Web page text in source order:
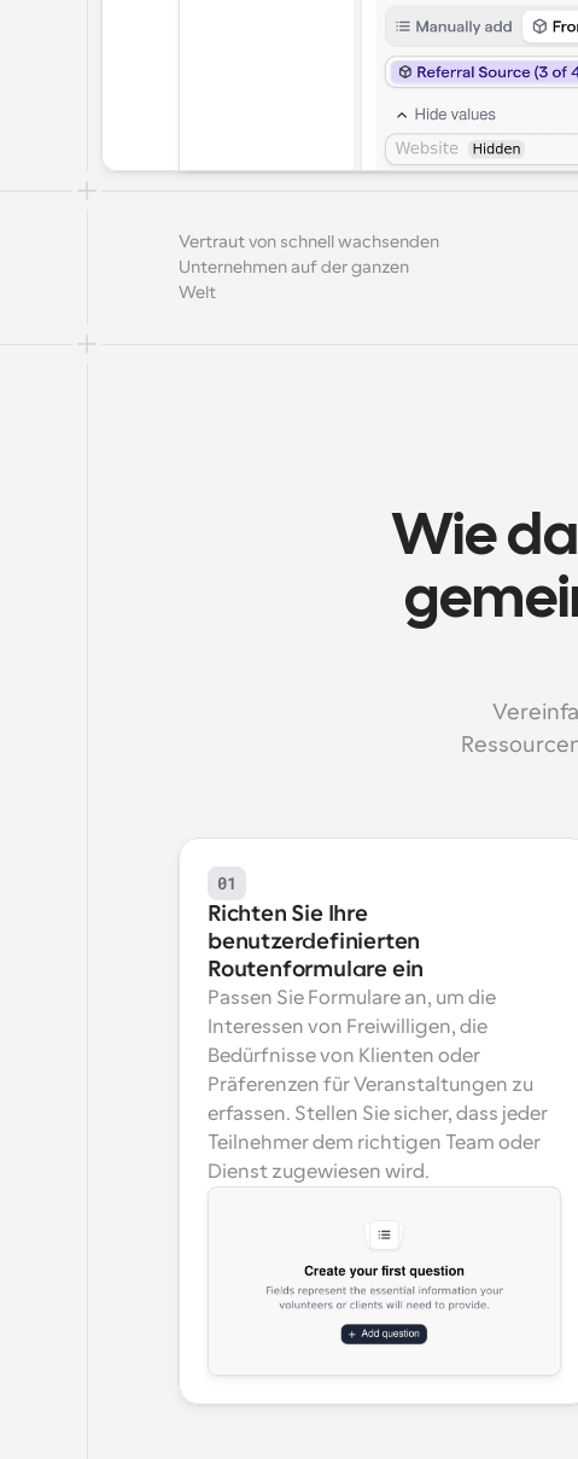
Vertraut von schnell wachsenden
Unternehmen auf der ganzen
Welt
Wie
01
Richten Sie Ihre
benutzerdefinierten
Routenformulare ein
Passen Sie Formulare an, um die
Interessen von Freiwilligen, die
Bedürfnisse von Klienten oder
Präferenzen für Veranstaltungen zu
erfassen. Stellen Sie sicher, dass jeder
Teilnehmer dem richtigen Team oder
Dienst zugewiesen wird.